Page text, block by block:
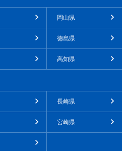
岡山県
徳島県
高知県
長崎県
宮崎県